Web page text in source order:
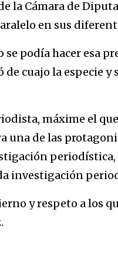
Cámara de
en sus
podía hacer esa
cuajo la especie y
máxime el que
una de las
periodística,
investigación
y respeto a los